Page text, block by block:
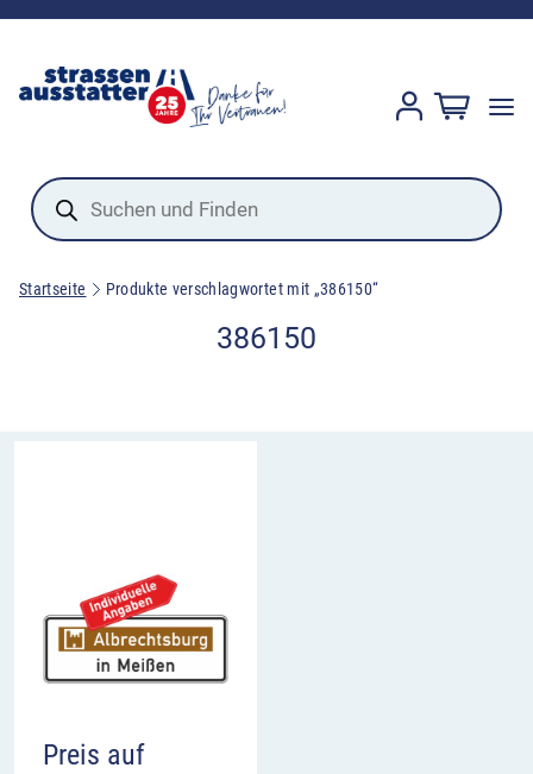
Products
search
Startseite Produkte verschlagwortet mit „386150“
386150
Preis auf